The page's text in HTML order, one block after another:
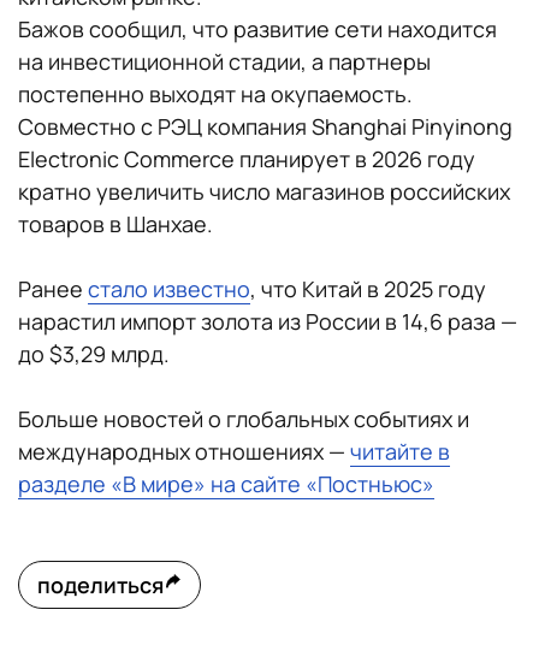
Бажов сообщил, что развитие сети находится
на инвестиционной стадии, а партнеры
постепенно выходят на окупаемость.
Совместно с РЭЦ компания Shanghai Pinyinong
Electronic Commerce планирует в 2026 году
кратно увеличить число магазинов российских
товаров в Шанхае.
Ранее стало известно, что Китай в 2025 году
нарастил импорт золота из России в 14,6 раза —
до $3,29 млрд.
Больше новостей о глобальных событиях и
международных отношениях — читайте в
разделе «В мире» на сайте «Постньюс»
поделиться